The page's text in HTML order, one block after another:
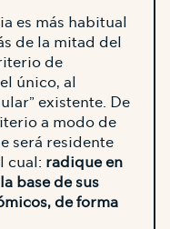
es más habitual
de la mitad del
de
único, al
existente. De
a modo de
será residente
cual: radique en
base de sus
de forma